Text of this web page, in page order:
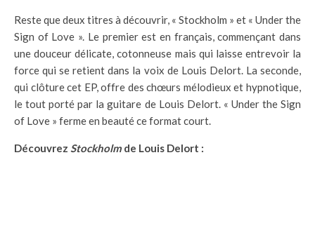
Reste que deux titres à découvrir, « Stockholm » et « Under the
Sign of Love ». Le premier est en français, commençant dans
une douceur délicate, cotonneuse mais qui laisse entrevoir la
force qui se retient dans la voix de Louis Delort. La seconde,
qui clôture cet EP, offre des chœurs mélodieux et hypnotique,
le tout porté par la guitare de Louis Delort. « Under the Sign
of Love » ferme en beauté ce format court.
Découvrez Stockholm de Louis Delort :